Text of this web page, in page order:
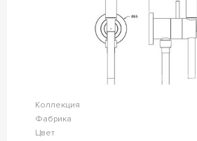
Коллекция
Фабрика
Цвет